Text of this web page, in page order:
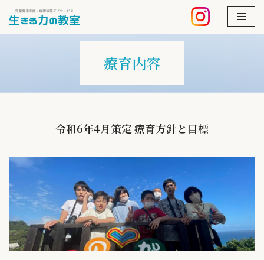
コ
ツ
プ
療育内容
令和6年4月策定 療育方針と目標